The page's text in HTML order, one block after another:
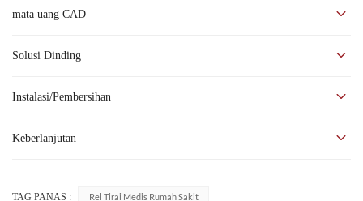
untuk tirai partisi rumah sakit, pusat perbelanjaan, pusat
ruang yang berharga.
juga cocok untuk menggantung panel kain tebal di ruang pameran
mata uang CAD
Solusi Dinding
Instalasi/Pembersihan
Keberlanjutan
TAG PANAS : Rel Tirai Medis Rumah Sakit